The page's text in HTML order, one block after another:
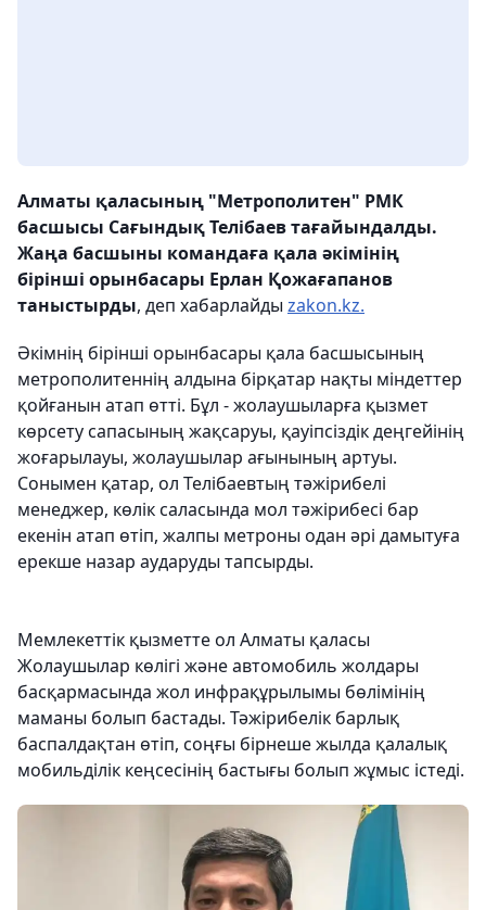
Алматы қаласының "Метрополитен" РМК
басшысы Сағындық Телібаевтағайындалды.
Жаңа басшыны командаға қала әкімінің
бірінші орынбасары Ерлан Қожағапанов
таныстырды, деп хабарлайды zakon.kz.
Әкімнің бірінші орынбасары қала басшысының
метрополитеннің алдына бірқатар нақты міндеттер
қойғанын атап өтті. Бұл - жолаушыларға қызмет
көрсету сапасының жақсаруы, қауіпсіздік деңгейінің
жоғарылауы, жолаушылар ағынының артуы.
Сонымен қатар, ол Телібаевтың тәжірибелі
менеджер, көлік саласында мол тәжірибесі бар
екенін атап өтіп, жалпы метроны одан әрі дамытуға
ерекше назар аударуды тапсырды.
Мемлекеттік қызметте ол Алматы қаласы
Жолаушылар көлігі және автомобиль жолдары
басқармасында жол инфрақұрылымы бөлімінің
маманы болып бастады. Тәжірибелік барлық
баспалдақтан өтіп, соңғы бірнеше жылда қалалық
мобильділік кеңсесінің бастығы болып жұмыс істеді.